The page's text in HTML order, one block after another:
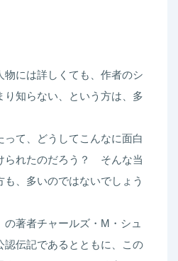
物には詳しくても、作者のシ
り知らない、という方は、多
って、どうしてこんなに面白
られたのだろう？ そんな当
、多いのではないでしょう
著者チャールズ・M・シュ
認伝記であるとともに、この